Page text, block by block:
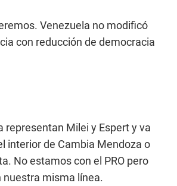
Venezuela no modificó
con reducción de democracia
representan Milei y Espert y va
interior de Cambia Mendoza o
No estamos con el PRO pero
nuestra misma línea.